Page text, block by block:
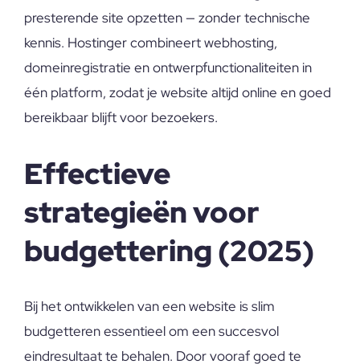
presterende site opzetten — zonder technische
kennis. Hostinger combineert webhosting,
domeinregistratie en ontwerpfunctionaliteiten in
één platform, zodat je website altijd online en goed
bereikbaar blijft voor bezoekers.
Effectieve
strategieën voor
budgettering (2025)
Bij het ontwikkelen van een website is slim
budgetteren essentieel om een succesvol
eindresultaat te behalen. Door vooraf goed te